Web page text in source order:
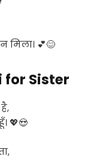
मिला। 💕😊
for Sister
💖😍